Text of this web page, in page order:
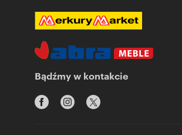
Bądźmy w kontakcie